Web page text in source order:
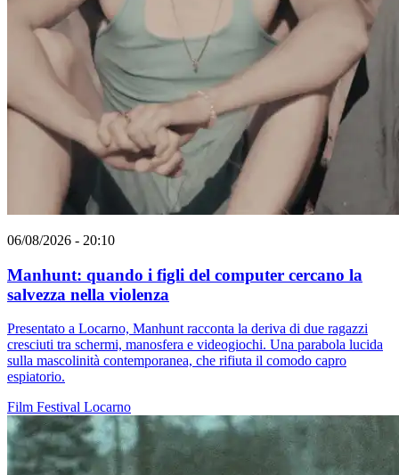
06/08/2026 - 20:10
Manhunt: quando i figli del computer cercano la
salvezza nella violenza
Presentato a Locarno, Manhunt racconta la deriva di due ragazzi
cresciuti tra schermi, manosfera e videogiochi. Una parabola lucida
sulla mascolinità contemporanea, che rifiuta il comodo capro
espiatorio.
Film Festival Locarno